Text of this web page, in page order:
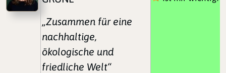
„Zusammen für eine
nachhaltige,
ökologische und
friedliche Welt“